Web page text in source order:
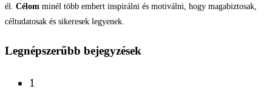
él. Célom minél több embert inspirálni és motiválni, hogy magabiztosak,
céltudatosak és sikeresek legyenek.
Legnépszerűbb bejegyzések
1